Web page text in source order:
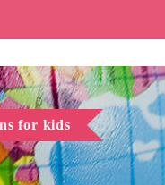
for kids